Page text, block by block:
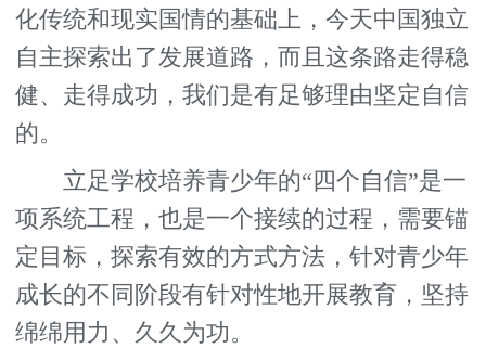
化传统和现实国情的基础上，今天中国独立
自主探索出了发展道路，而且这条路走得稳
健、走得成功，我们是有足够理由坚定自信
的。
立足学校培养青少年的“四个自信”是一
项系统工程，也是一个接续的过程，需要锚
定目标，探索有效的方式方法，针对青少年
成长的不同阶段有针对性地开展教育，坚持
绵绵用力、久久为功。